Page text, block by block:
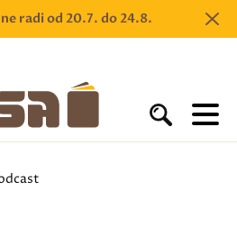
radi od 20.7. do 24.8.